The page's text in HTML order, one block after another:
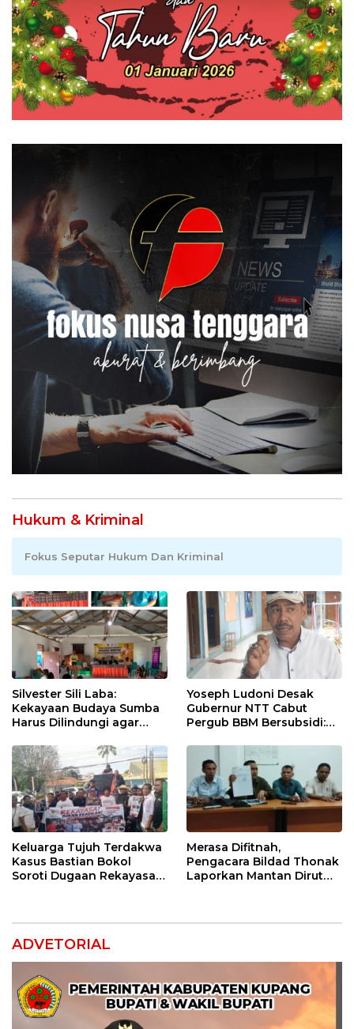
Hukum & Kriminal
Fokus Seputar Hukum Dan Kriminal
Silvester Sili Laba:
Kekayaan Budaya Sumba
Harus Dilindungi agar
Yoseph Ludoni Desak
Gubernur NTT Cabut
Pergub BBM Bersubsidi:
Tagih Pajak
Keluarga Tujuh Terdakwa
Kasus Bastian Bokol
Soroti Dugaan Rekayasa
Merasa Difitnah,
Pengacara Bildad Thonak
Laporkan Mantan Dirut
ADVETORIAL